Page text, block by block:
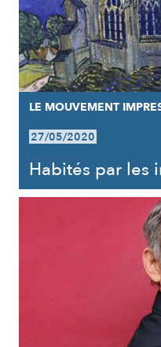
LE MOUVEMENT
27/05/2020
Habités par les